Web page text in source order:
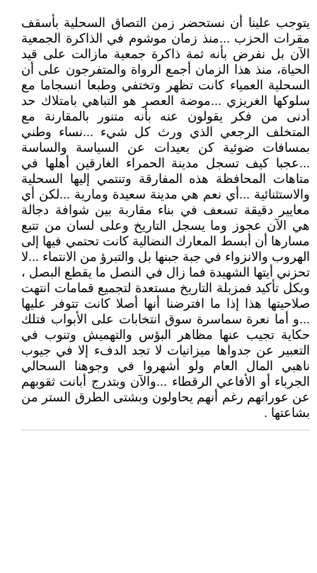
يتوجب علينا أن نستحضر زمن التصاق السحلية بأسقف
مقرات الحزب ...منذ زمان موشوم في الذاكرة الجمعية
الآن بل نفرض بأنه ثمة ذاكرة جمعية مازالت على قيد
الحياة، منذ هذا الزمان أجمع الرواة والمتفرجون على أن
السحلية العمياء كانت تظهر وتختفي وطبعا انسجاما مع
سلوكها الغريزي ...موضة العصر هو التباهي بامتلاك حد
أدنى من فكر يقولون عنه بأنه متنور بالمقارنة مع
المتخلف الرجعي الذي ورث كل شيء ...نساء وطني
بمسافات ضوئية كن بعيدات عن السياسة والساسة
...عجبا كيف تسجل مدينة الحمراء الغارقين أهلها في
متاهات المحافظة هذه المفارقة وتنتمي إليها السحلية
والاستثنائية ...أي نعم هي مدينة سعيدة ومارية ...لكن أي
معايير دقيقة تسعف في بناء مقاربة بين شوافة دجالة
هي الآن عجوز وما يسجل التاريخ وعلى لسان من تتبع
مسارها أن أبسط المعارك النضالية كانت تحتمي فيها إلى
الهروب والانزواء في جبة جبنها بل والتبرؤ من الانتماء ...لا
تحزني أيتها الشهيدة فما زال في النصل ما يقطع البصل ،
وبكل تأكيد فمزبلة التاريخ مستعدة لتجميع قمامات انتهت
صلاحيتها هذا إذا ما افترضنا أنها أصلا كانت تتوفر عليها
...و أما نعرة سماسرة سوق انتخابات على الأبواب فتلك
حكاية تجيب عنها مظاهر البؤس والتهميش وتنوب في
التعبير عن جدواها ميزانيات لا تجد الدفء إلا في جيوب
ناهبي المال العام ولو أشهروا في وجوهنا السحالي
الجرباء أو الأفاعي الرقطاء ...والآن وبتدرج أبانت ثقوبهم
عن عوراتهم رغم أنهم يحاولون وبشتى الطرق الستر من
بشاعتها .